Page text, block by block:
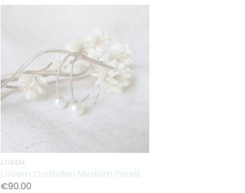
Toevoegen
aan
verlanglijst
LOBEM
Lobem Oorbellen Medium Parels
€90.00